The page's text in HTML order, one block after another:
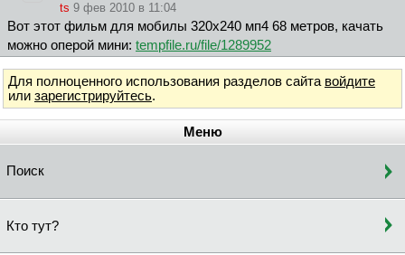
ts 9 фев 2010 в 11:04
Вот этот фильм для мобилы 320х240 мп4 68 метров, качать
можно оперой мини: tempfile.ru/file/1289952
Для полноценного использования разделов сайта войдите
или зарегистрируйтесь.
Меню
Поиск
Кто тут?